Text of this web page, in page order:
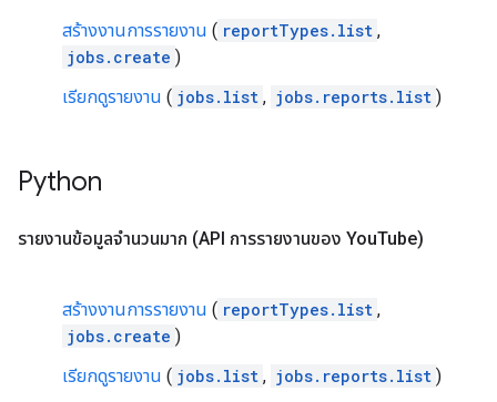
สร้างงานการรายงาน ( reportTypes.list ,
jobs.create )
เรียกดูรายงาน ( jobs.list , jobs.reports.list )
Python
รายงานข้อมูลจำนวนมาก (API การรายงานของ YouTube)
สร้างงานการรายงาน ( reportTypes.list ,
jobs.create )
เรียกดูรายงาน ( jobs.list , jobs.reports.list )